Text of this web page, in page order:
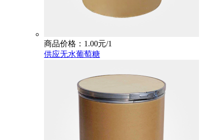
商品价格：1.00元/1
供应无水葡萄糖